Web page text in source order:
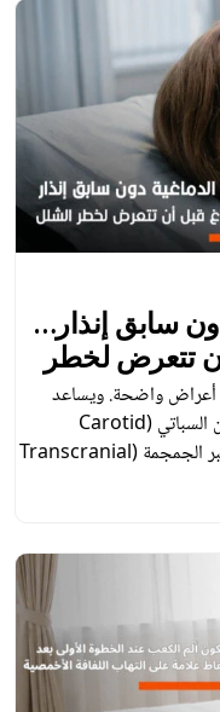
سابق إنذار…
تتعرض لخطر
أعراض واضحة. ويساعد
فحص شرايين الدماغ باستخدام دوبلر الشريان السباتي (Carotid
Doppler Ultrasonography) ودوبلر عبر الجمجمة (Transcranial